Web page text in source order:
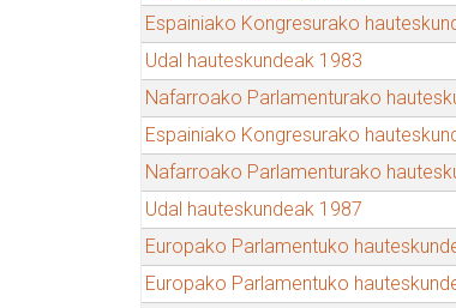
Espainiako Kongresurako
Udal hauteskundeak 1983
Nafarroako Parlamenturako
Espainiako Kongresurako
Nafarroako Parlamenturako
Udal hauteskundeak 1987
Europako Parlamentuko
Europako Parlamentuko